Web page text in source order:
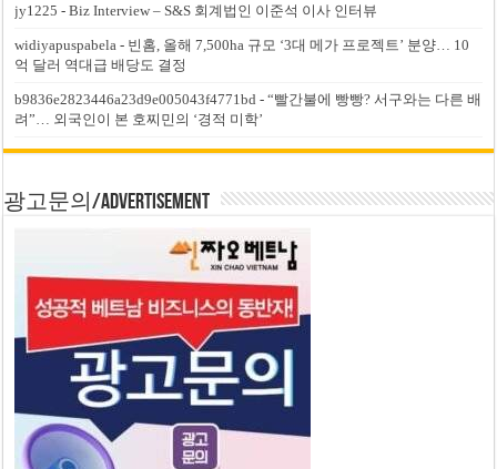
jy1225 -Biz Interview – S&S 회계법인 이준석 이사 인터뷰
widiyapuspabela - 빈홈, 올해 7,500ha 규모 ‘3대 메가 프로젝트’ 분양… 10
억 달러 역대급 배당도 결정
b9836e2823446a23d9e005043f4771bd -“빨간불에 빵빵? 서구와는 다른 배
려”… 외국인이 본 호찌민의 ‘경적 미학’
광고문의/Advertisement